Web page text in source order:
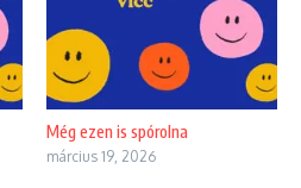
Még ezen is spórolna
március 19, 2026